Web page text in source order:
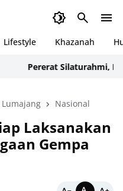
Lifestyle Khazanah
Pererat Silaturahmi,
Lumajang Nasional
Laksanakan
Gempa